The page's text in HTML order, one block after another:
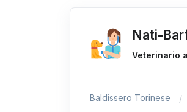
Nati-
Veterinario
Baldissero Torinese